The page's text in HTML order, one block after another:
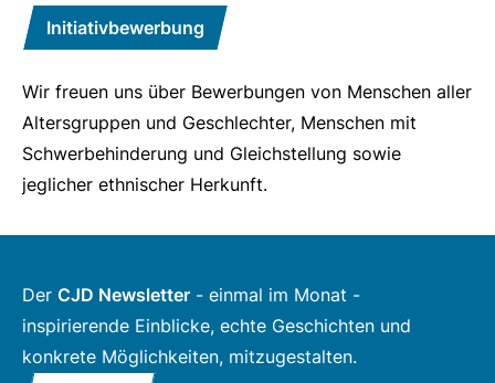
Initiativbewerbung
Wir freuen uns über Bewerbungen von Menschen aller
Altersgruppen und Geschlechter, Menschen mit
Schwerbehinderung und Gleichstellung sowie
jeglicher ethnischer Herkunft.
Der CJD Newsletter - einmal im Monat -
inspirierende Einblicke, echte Geschichten und
konkrete Möglichkeiten, mitzugestalten.